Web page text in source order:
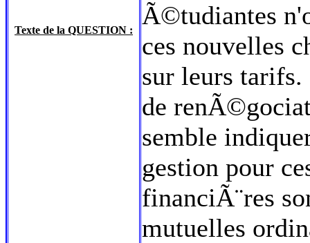
Texte de la QUESTION :
Ã©tudiantes
ces nouvelles
sur leurs
de
semble
gestion pour
financiÃ¨res
mutuelles